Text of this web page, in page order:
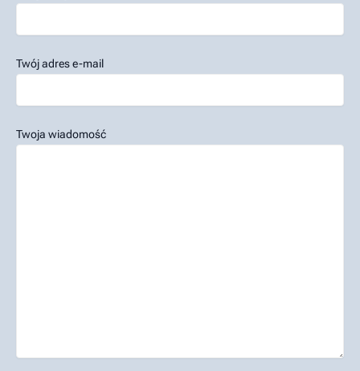
Twój adres e-mail
Twoja wiadomość